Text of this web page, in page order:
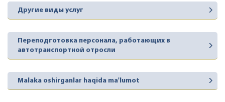
Другие виды услуг
Переподготовка персонала, работающих в
автотранспортной отросли
Malaka oshirganlar haqida ma'lumot